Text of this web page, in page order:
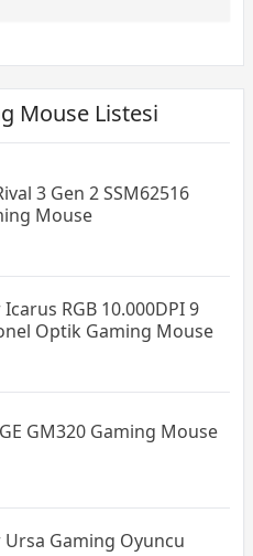
Mouse Listesi
3 Gen 2 SSM62516
Mouse
RGB 10.000DPI 9
Optik Gaming Mouse
GM320 Gaming Mouse
Gaming Oyuncu